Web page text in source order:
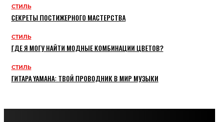
СТИЛЬ
СЕКРЕТЫ ПОСТИЖЕРНОГО МАСТЕРСТВА
СТИЛЬ
ГДЕ Я МОГУ НАЙТИ МОДНЫЕ КОМБИНАЦИИ ЦВЕТОВ?
СТИЛЬ
ГИТАРА YAMAHA: ТВОЙ ПРОВОДНИК В МИР МУЗЫКИ